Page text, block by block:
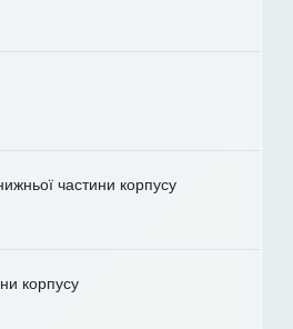
частини корпусу
корпусу